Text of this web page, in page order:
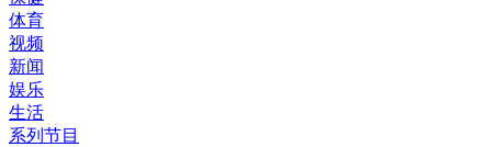
体育
视频
新闻
娱乐
生活
系列节目